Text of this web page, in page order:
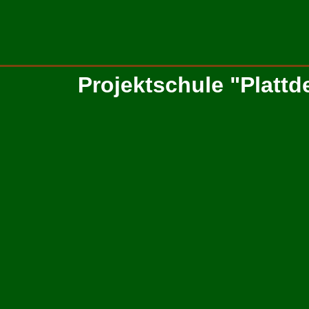
Projektschule